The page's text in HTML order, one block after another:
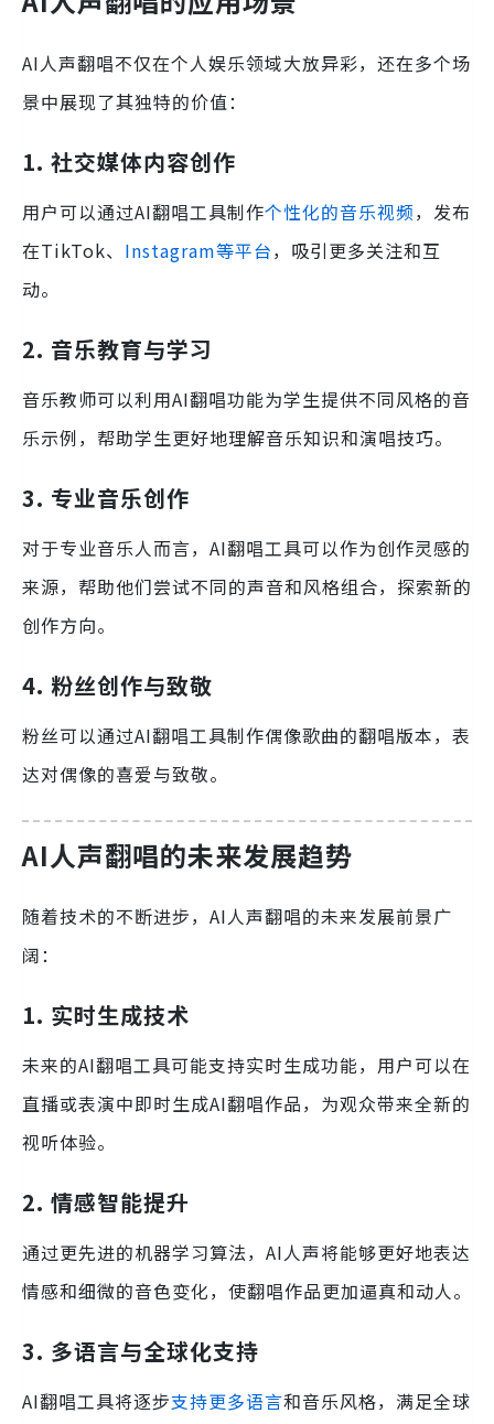
AI人声翻唱不仅在个人娱乐领域大放异彩，还在多个场
景中展现了其独特的价值：
1. 社交媒体内容创作
用户可以通过AI翻唱工具制作个性化的音乐视频，发布
在TikTok、 Instagram等平台，吸引更多关注和互
动。
2. 音乐教育与学习
音乐教师可以利用AI翻唱功能为学生提供不同风格的音
乐示例，帮助学生更好地理解音乐知识和演唱技巧。
3. 专业音乐创作
对于专业音乐人而言，AI翻唱工具可以作为创作灵感的
来源，帮助他们尝试不同的声音和风格组合，探索新的
创作方向。
4. 粉丝创作与致敬
粉丝可以通过AI翻唱工具制作偶像歌曲的翻唱版本，表
达对偶像的喜爱与致敬。
AI人声翻唱的未来发展趋势
随着技术的不断进步，AI人声翻唱的未来发展前景广
阔：
1. 实时生成技术
未来的AI翻唱工具可能支持实时生成功能，用户可以在
直播或表演中即时生成AI翻唱作品，为观众带来全新的
视听体验。
2. 情感智能提升
通过更先进的机器学习算法，AI人声将能够更好地表达
情感和细微的音色变化，使翻唱作品更加逼真和动人。
3. 多语言与全球化支持
AI翻唱工具将逐步支持更多语言和音乐风格，满足全球